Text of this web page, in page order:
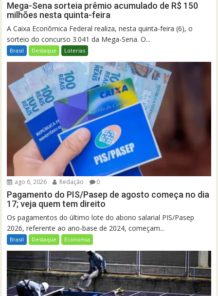
Mega-Sena sorteia prêmio acumulado de R$ 150
milhões nesta quinta-feira
A Caixa Econômica Federal realiza, nesta quinta-feira (6), o
sorteio do concurso 3.041 da Mega-Sena. O...
Brasil Destaque Loterias
ago 6, 2026 Redação 0
Pagamento do PIS/Pasep de agosto começa no dia
17; veja quem tem direito
Os pagamentos do último lote do abono salarial PIS/Pasep
2026, referente ao ano-base de 2024, começam...
Brasil Destaque Economia